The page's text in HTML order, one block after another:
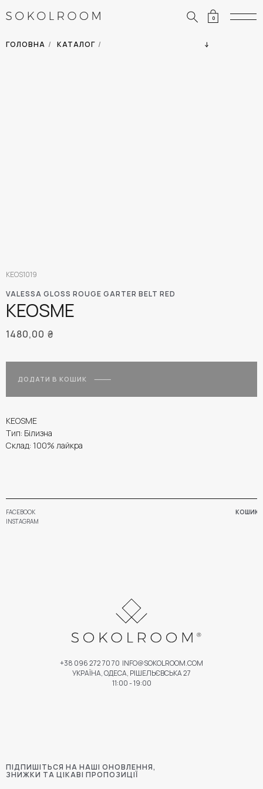
0
ГОЛОВНА / КАТАЛОГ /
VALESSA GLOSS ROUGE GARTER BELT RED
KEOSME
KEOS1019
1480,00 ₴
ДОДАТИ В КОШИК
KEOSME
Тип: Білизна
Склад: 100% лайкра
FACEBOOK КОШИК
ПІДПИШІТЬСЯ НА НАШІ ОНОВЛЕННЯ,
ЗНИЖКИ ТА ЦІКАВІ ПРОПОЗИЦІЇ
+38 096 272 70 70 INFO@SOKOLROOM.COM
УКРАЇНА, ОДЕСА, РІШЕЛЬЄВСЬКА 27
11:00 - 19:00
INSTAGRAM